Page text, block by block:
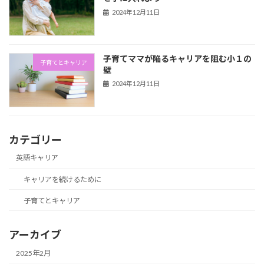
2024年12月11日
子育てとキャリア
子育てママが陥るキャリアを阻む小１の
壁
2024年12月11日
カテゴリー
英語キャリア
キャリアを続けるために
子育てとキャリア
アーカイブ
2025年2月